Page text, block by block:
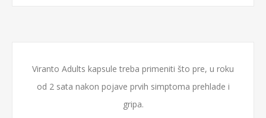
Viranto Adults kapsule treba primeniti što pre, u roku
od 2 sata nakon pojave prvih simptoma prehlade i
gripa.